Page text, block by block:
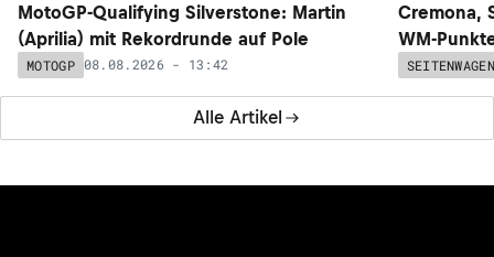
Alle Artikel
MotoGP-Qualifying Silverstone: Martin
(Aprilia) mit Rekordrunde auf Pole
MOTOGP 08.08.2026 - 13:42
Cremona,
WM-
SEITENWAGEN